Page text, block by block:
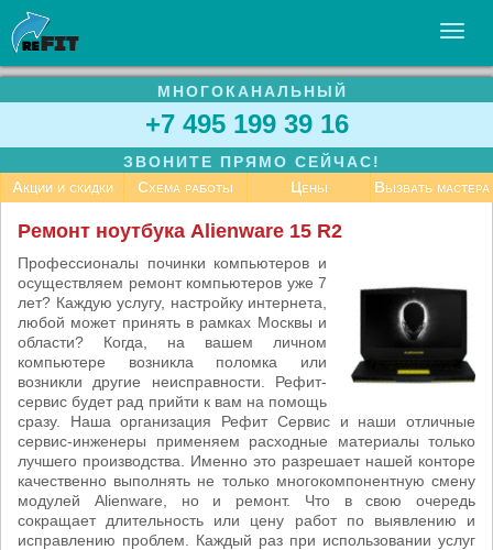
УСЛУГИ
БИЗНЕСУ
СТАТЬИ
МНОГОКАНАЛЬНЫЙ
+7 495 199 39 16
ЗВОНИТЕ ПРЯМО СЕЙЧАС!
Акции и скидки
Схема работы Цены Вызвать мастера
Ремонт ноутбука Alienware 15 R2
Профессионалы починки компьютеров и
осуществляем ремонт компьютеров уже 7
лет? Каждую услугу, настройку интернета,
любой может принять в рамках Москвы и
области? Когда, на вашем личном
компьютере возникла поломка или
возникли другие неисправности. Рефит-
сервис будет рад прийти к вам на помощь
сразу. Наша организация Рефит Сервис и наши отличные
сервис-инженеры применяем расходные материалы только
лучшего производства. Именно это разрешает нашей конторе
качественно выполнять не только многокомпонентную смену
модулей Alienware, но и ремонт. Что в свою очередь
сокращает длительность или цену работ по выявлению и
исправлению проблем. Каждый раз при использовании услуг